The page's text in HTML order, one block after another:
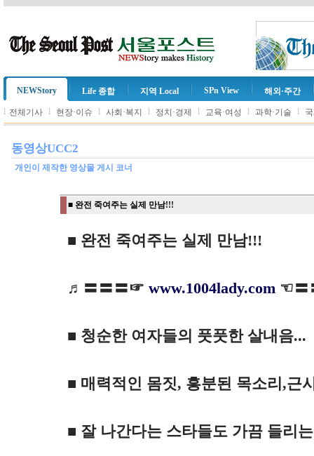
NEWStory Life 종합 지역 Local SPn View 해외·주간
l 전체기사 l 현장·이슈 l 사회·복지 l 정치·경제 l 교육·여성 l 과학·기술 l
동영상UCC2
개인이 제작한 영상물 게시 코너
■ 완전 죽여주는 실제 만남!!!
■ 완전 죽여주는 실제 만남!!!
♬〓〓〓☞ www.1004lady.com ☜〓
■ 청순한 여자들의 풋풋한 살내음...
■ 매력적인 몸짓, 흥분된 목소리,근
■ 잘 나간다는 스타들도 가끔 들리